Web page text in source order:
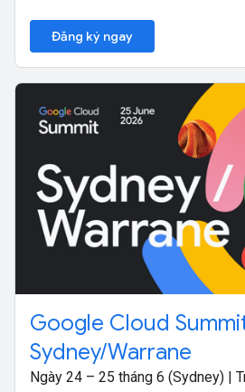
Đăng ký ngay
Google Cloud
Sydney/Warrane
Ngày 24 – 25 tháng 6 (Sydney) |